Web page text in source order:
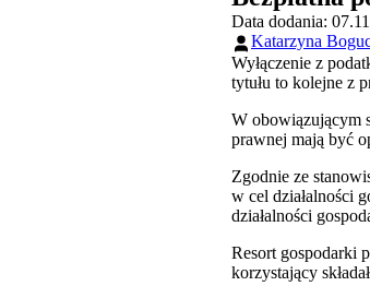
Data dodania:
Katarzyna
Wyłączenie z
tytułu to kolejne z
W obowiązującym
prawnej mają być
Zgodnie ze
w cel działalności
działalności
Resort gospodarki
korzystający